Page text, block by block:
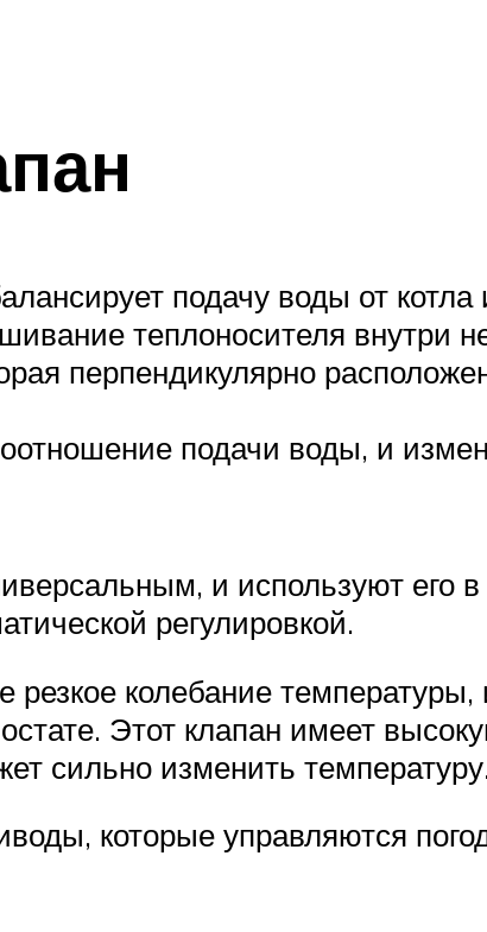
подачу воды от котла
теплоносителя внутри
перпендикулярно
подачи воды, и
и используют его
регулировкой.
колебание температуры,
Этот клапан имеет
сильно изменить
которые управляются